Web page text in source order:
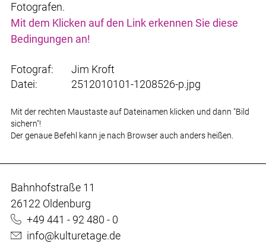
Fotografen.
Mit dem Klicken auf den Link erkennen Sie diese
Bedingungen an!
Fotograf:
Jim Kroft
Datei:
2512010101-1208526-p.jpg
Mit der rechten Maustaste auf Dateinamen klicken und dann "Bild
sichern"!
Der genaue Befehl kann je nach Browser auch anders heißen.
Bahnhofstraße 11
26122 Oldenburg
+49 441 - 92 480 - 0
info@kulturetage.de